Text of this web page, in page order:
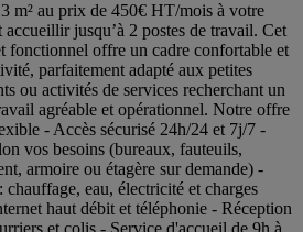
m² au prix de 450€ HT/mois à votre
jusqu’à 2 postes de travail. Cet
fonctionnel offre un cadre confortable et
parfaitement adapté aux petites
ou activités de services recherchant un
agréable et opérationnel. Notre offre
- Accès sécurisé 24h/24 et 7j/7 -
vos besoins (bureaux, fauteuils,
armoire ou étagère sur demande) -
eau, électricité et charges
haut débit et téléphonie - Réception